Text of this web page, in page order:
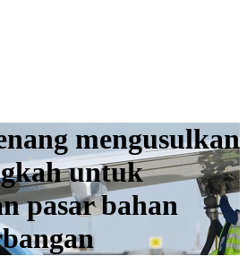
mengusulkan
untuk
pasar bahan